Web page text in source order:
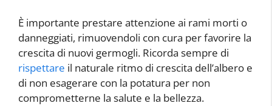
È importante prestare attenzione ai rami morti o
danneggiati, rimuovendoli con cura per favorire la
crescita di nuovi germogli. Ricorda sempre di
rispettare il naturale ritmo di crescita dell’albero e
di non esagerare con la potatura per non
comprometterne la salute e la bellezza.